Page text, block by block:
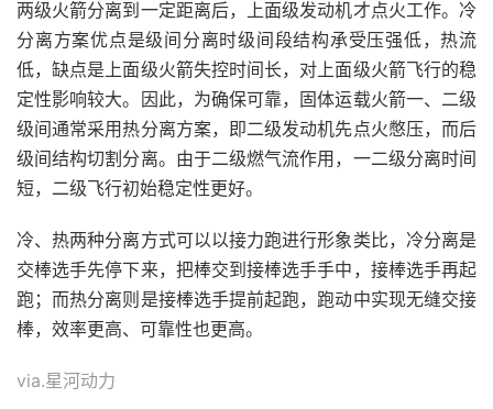
两级火箭分离到一定距离后，上面级发动机才点火工作。冷
分离方案优点是级间分离时级间段结构承受压强低，热流
低，缺点是上面级火箭失控时间长，对上面级火箭飞行的稳
定性影响较大。因此，为确保可靠，固体运载火箭一、二级
级间通常采用热分离方案，即二级发动机先点火憋压，而后
级间结构切割分离。由于二级燃气流作用，一二级分离时间
短，二级飞行初始稳定性更好。
冷、热两种分离方式可以以接力跑进行形象类比，冷分离是
交棒选手先停下来，把棒交到接棒选手手中，接棒选手再起
跑；而热分离则是接棒选手提前起跑，跑动中实现无缝交接
棒，效率更高、可靠性也更高。
via.星河动力